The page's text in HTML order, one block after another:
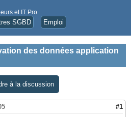
et IT Pro
SGBD Emploi
des données application
à la discussion
#1